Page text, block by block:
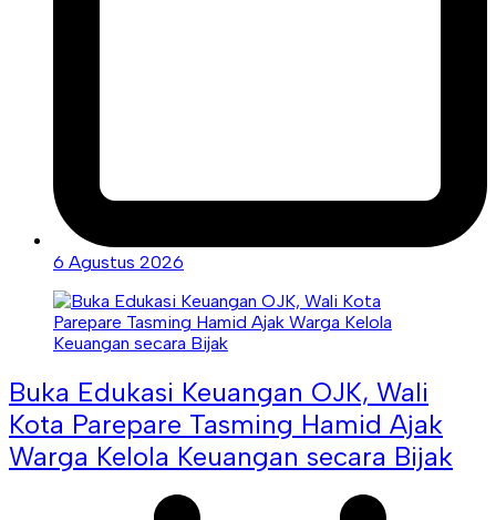
6 Agustus 2026
Buka Edukasi Keuangan OJK, Wali
Kota Parepare Tasming Hamid Ajak
Warga Kelola Keuangan secara Bijak